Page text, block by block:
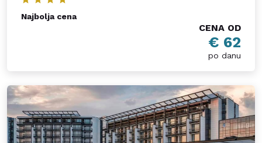
Najbolja cena
CENA OD
€ 62
po danu